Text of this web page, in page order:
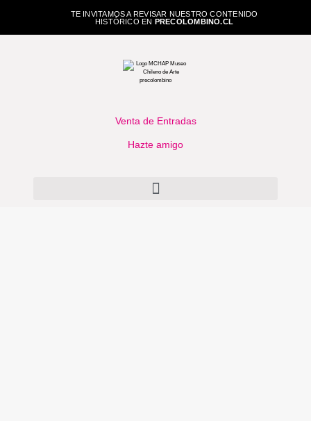
TE INVITAMOS A REVISAR NUESTRO CONTENIDO
HISTÓRICO EN PRECOLOMBINO.CL
Venta de Entradas
Hazte amigo